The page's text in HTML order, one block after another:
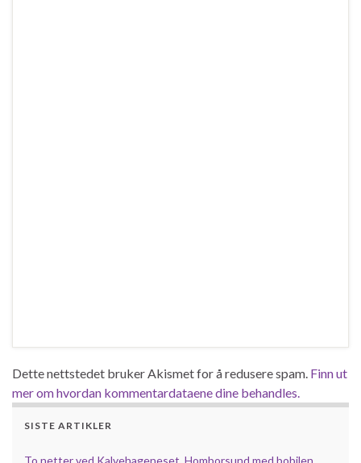
Dette nettstedet bruker Akismet for å redusere spam. Finn ut
mer om hvordan kommentardataene dine behandles.
SISTE ARTIKLER
To netter ved Kalvehageneset, Homborsund med bobilen